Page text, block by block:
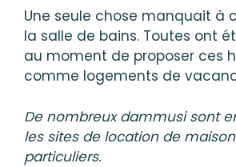
Une seule chose manquait à
la salle de bains. Toutes ont
au moment de proposer ces
comme logements de
De nombreux dammusi sont
les sites de location de
particuliers.